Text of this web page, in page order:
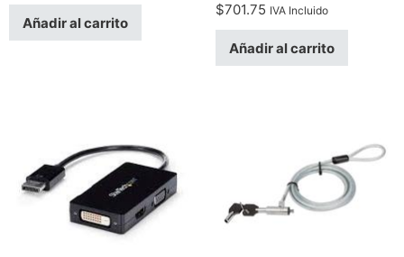
Añadir al carrito
$701.75 IVA Incluido
Añadir al carrito